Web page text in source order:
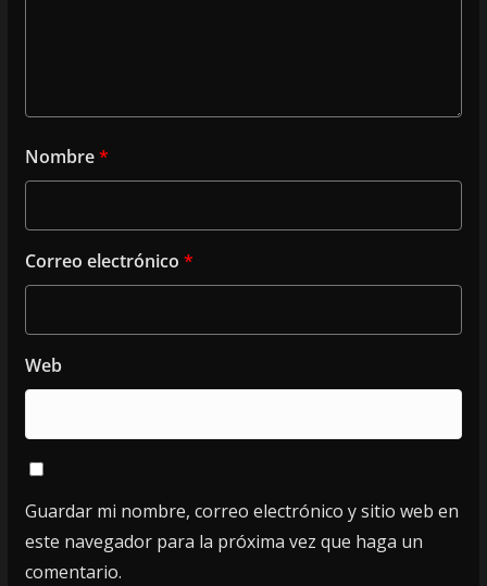
Nombre*
Correo electrónico *
Web
Guardar mi nombre, correo electrónico y sitio web en
este navegador para la próxima vez que haga un
comentario.